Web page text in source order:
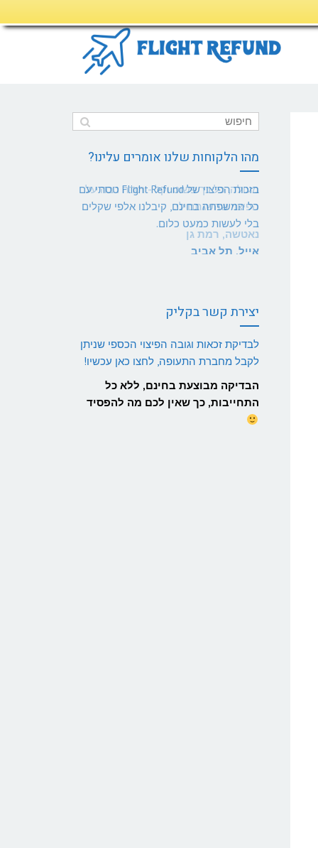
מהו הלקוחות שלנו אומרים עלינו?
מעולה, כל כך פשוט וקל - תודה רבה על
הפיצוי שהשגתם לי.
נאטשה, רמת גן
לקבל מחברת התעופה, לחצו כאן עכשיו!
התחייבות, כך שאין לכם מה להפסיד